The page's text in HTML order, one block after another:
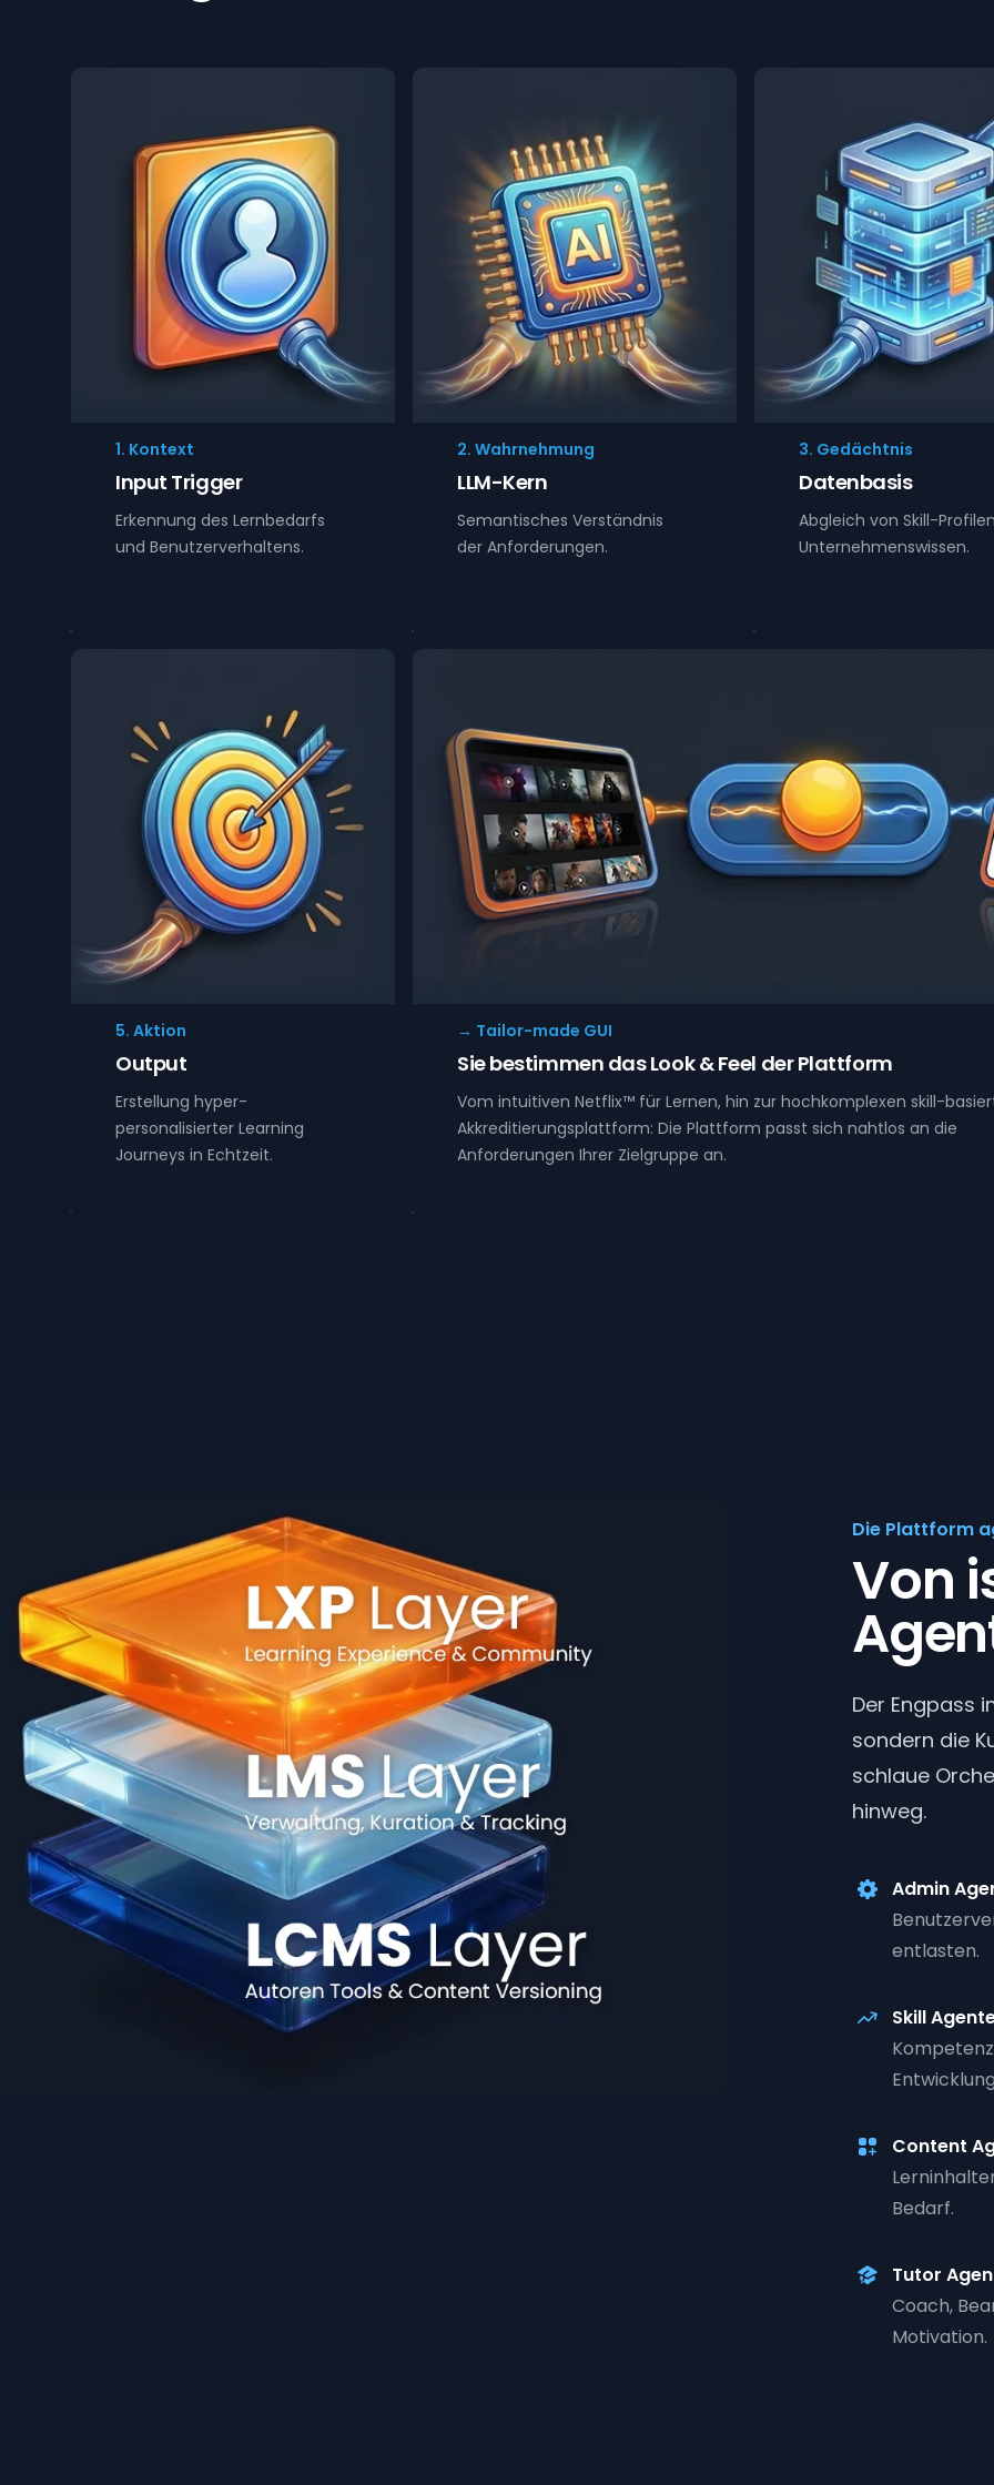
1. Kontext
Input Trigger
Erkennung des Lernbedarfs
und Benutzerverhaltens.
2. Wahrnehmung
LLM-Kern
Semantisches Verständnis
der Anforderungen.
3. Gedächtnis
Datenbasis
Abgleich von Skill-
Unternehmenswissen.
5. Aktion
Output
Erstellung hyper-
personalisierter Learning
Journeys in Echtzeit.
→ Tailor-made GUI
Sie bestimmen das Look & Feel der Plattform
Vom intuitiven Netflix™ für Lernen, hin zur hochkomplexen skill-
Akkreditierungsplattform: Die Plattform passt sich nahtlos an die
Anforderungen Ihrer Zielgruppe an.
Die Plattform
Von
Der Engpass
sondern die
schlaue
hinweg.
Admin
entlasten.
Skill
Content
Bedarf.
Tutor
Coach,
Motivation.